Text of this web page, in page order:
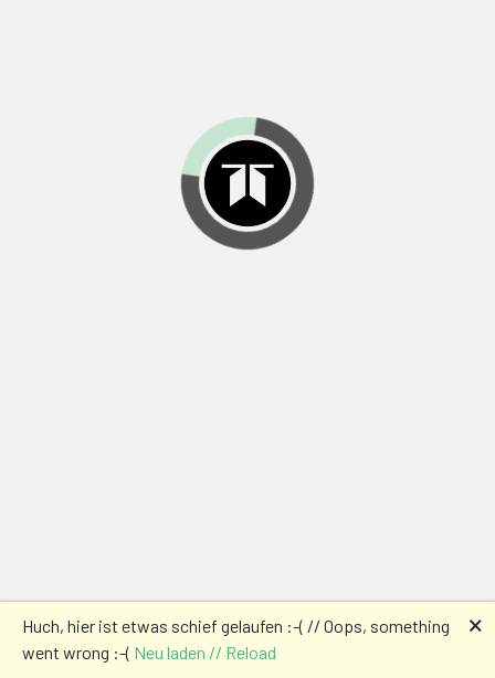
Huch, hier ist etwas schief gelaufen :-( // Oops, something
went wrong :-( Neu laden // Reload
🗙